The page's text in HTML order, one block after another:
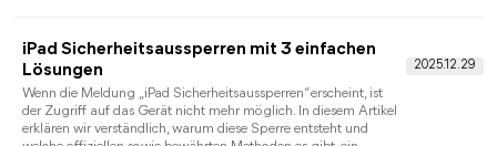
iPad Code entfernen: 5 bewährte Methoden
für gesperrte und verfügbare iPads
Haben Sie den Sperrcode Ihres iPads vergessen oder möchten
Sie den Code aus Sicherheitsgründen deaktivieren? Viele